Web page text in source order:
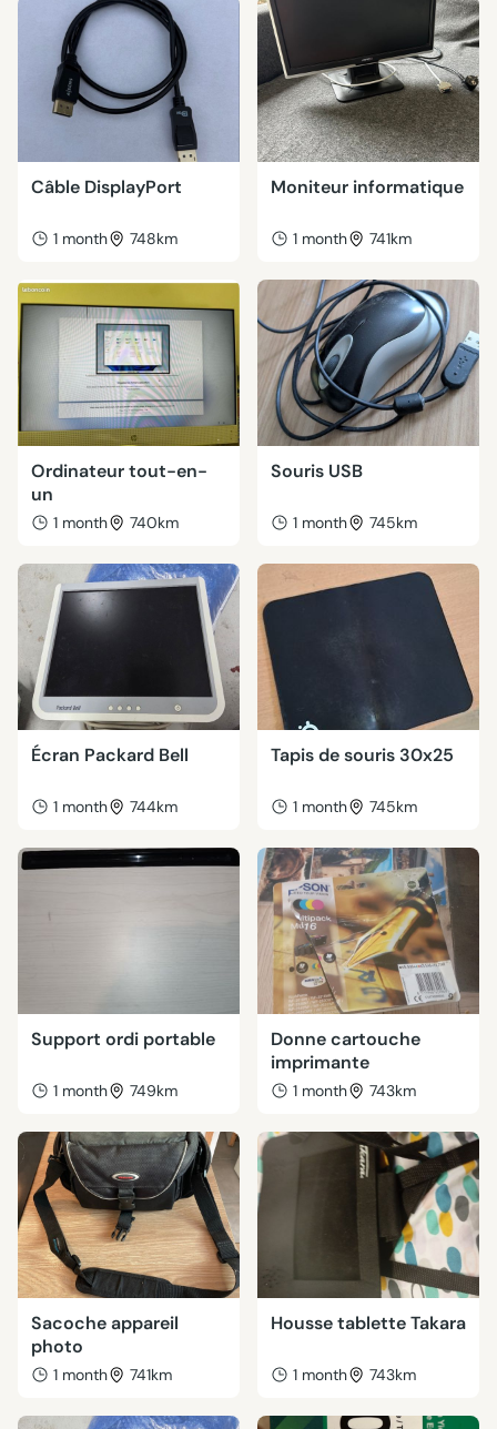
Câble DisplayPort
1 month 748km
Moniteur informatique
1 month 741km
Ordinateur tout-en-
un
1 month 740km
Souris USB
1 month 745km
Écran Packard Bell
1 month 744km
Tapis de souris 30x25
1 month 745km
Support ordi portable
1 month 749km
Donne cartouche
imprimante
1 month 743km
Sacoche appareil
photo
1 month 741km
Housse tablette Takara
1 month 743km